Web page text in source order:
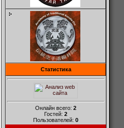
Статистика
Онлайн всего: 2
Гостей: 2
Пользователей: 0